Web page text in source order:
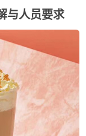
与人员要求